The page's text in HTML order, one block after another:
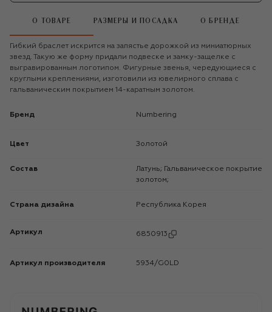
О ТОВАРЕ РАЗМЕРЫ И ПОСАДКА О БРЕНДЕ
Гибкий браслет искрится на запястье дорожкой из миниатюрных
звезд. Такую же форму придали подвеске и замку-защелке с
выгравированным логотипом. Фигурные звенья, чередующиеся с
круглыми креплениями, изготовили из ювелирного сплава с
гальваническим покрытием 14-каратным золотом.
Бренд Numbering
Цвет Золотой
Состав
Латунь; Гальваническое покрытие
золотом;
Страна дизайна Республика Корея
Артикул 6850913
Артикул производителя 5934/G0LD